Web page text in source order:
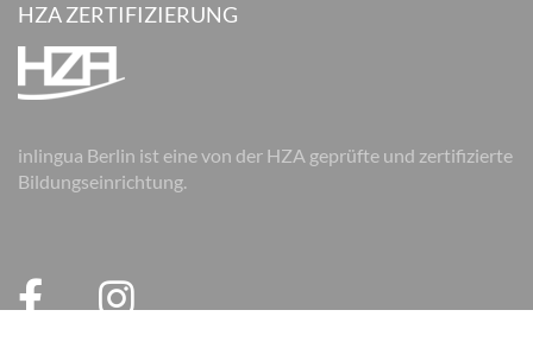
HZA ZERTIFIZIERUNG
inlingua Berlin ist eine von der HZA geprüfte und zertifizierte
Bildungseinrichtung.